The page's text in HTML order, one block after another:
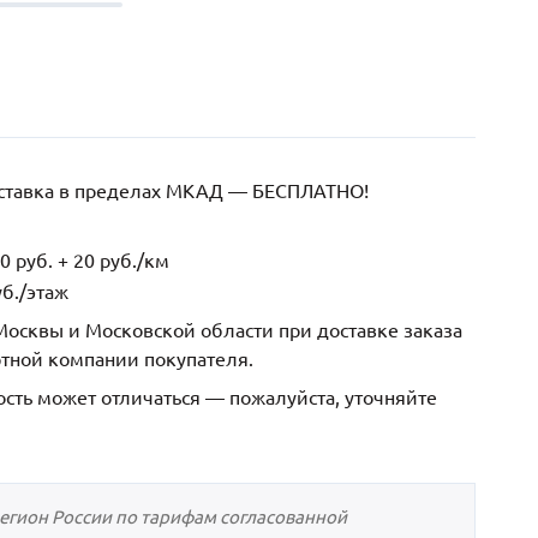
в пределах МКАД — БЕСПЛАТНО!
руб. + 20 руб./км
этаж
и Московской области при доставке заказа
компании покупателя.
может отличаться — пожалуйста, уточняйте
России по тарифам согласованной